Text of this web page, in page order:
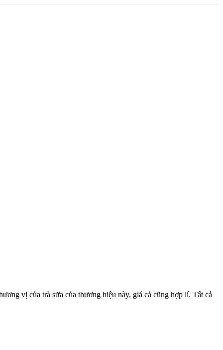
vị của trà sữa của thương hiệu này, giá cả cũng hợp lí. Tất cả